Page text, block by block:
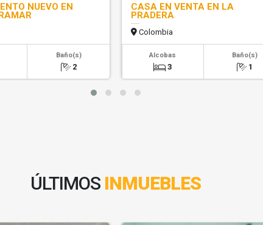
NUEVO EN
Baño(s)
2
CASA EN VENTA EN LA
PRADERA
Colombia
Alcobas
3
Baño(s)
1
ÚLTIMOS INMUEBLES